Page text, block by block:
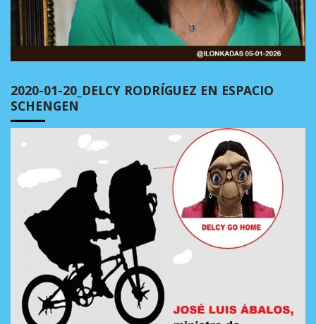
2020-01-20_DELCY RODRÍGUEZ EN ESPACIO
SCHENGEN